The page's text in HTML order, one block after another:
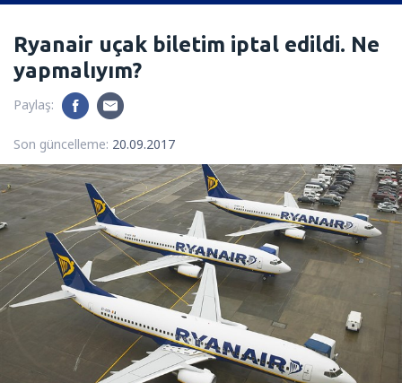
Ryanair uçak biletim iptal edildi. Ne
yapmalıyım?
Paylaş:
Son güncelleme: 20.09.2017